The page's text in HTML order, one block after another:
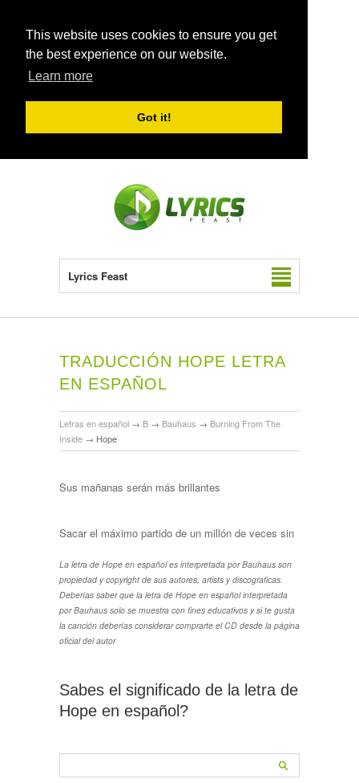
This website uses cookies to ensure you get
the best experience on our website.
Learn more
Got it!
Lyrics Feast
TRADUCCIÓN HOPE LETRA
EN ESPAÑOL
Letras en español → B → Bauhaus → Burning From The
Inside → Hope
Sus mañanas serán más brillantes
Sacar el máximo partido de un millón de veces sin
La letra de Hope en español es interpretada por Bauhaus son
propiedad y copyright de sus autores, artists y discograficas.
Deberías saber que la letra de Hope en español interpretada
por Bauhaus solo se muestra con fines educativos y si te gusta
la canción deberías considerar comprarte el CD desde la página
oficial del autor
Sabes el significado de la letra de
Hope en español?